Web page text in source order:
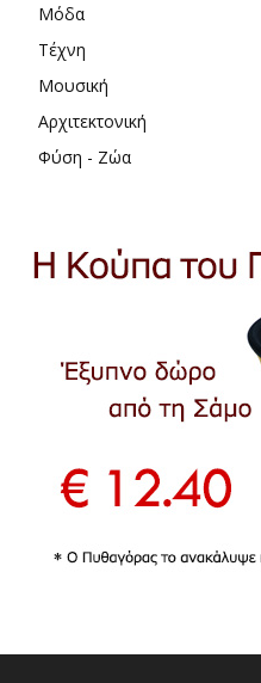
Μόδα
Τέχνη
Μουσική
Αρχιτεκτονική
Φύση - Ζώα